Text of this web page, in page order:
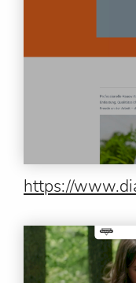
https://